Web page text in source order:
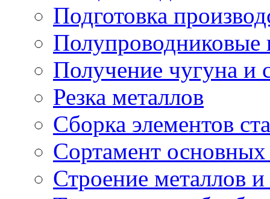
Подготовка
Получение чугуна и
Резка металлов
Сборка элементов
Сортамент
Строение металлов и